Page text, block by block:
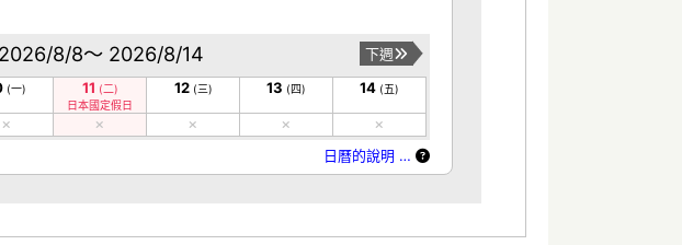
2026/8/8～ 2026/8/14
下週
(一) 11 (二)
日本國定假日
12 (三) 13 (四) 14 (五)
日曆的說明 …